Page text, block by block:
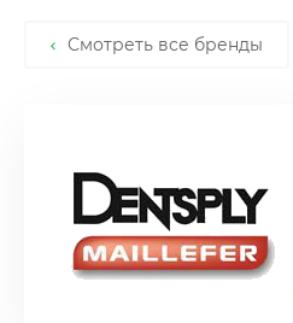
Смотреть все бренды